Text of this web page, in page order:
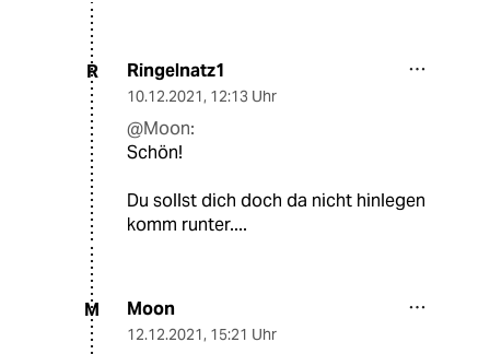
R Ringelnatz1
10.12.2021, 12:13 Uhr
@Moon:
Schön!
Du sollst dich doch da nicht hinlegen
komm runter....
M Moon
12.12.2021, 15:21 Uhr